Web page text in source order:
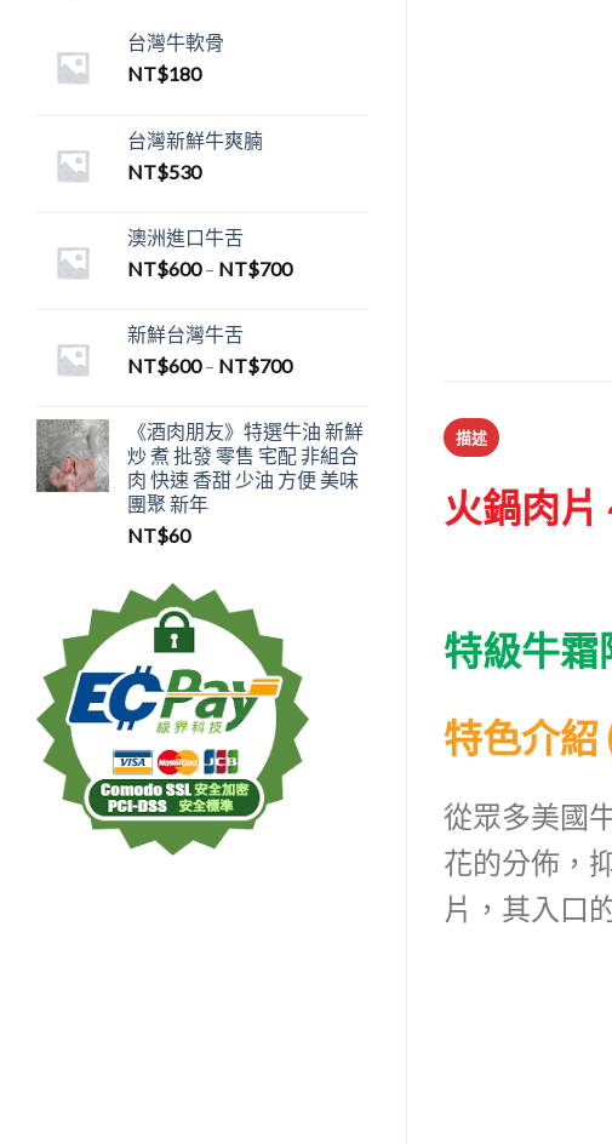
描述
火鍋肉片
特級牛霜
特色介紹
從眾多美國
花的分佈，
片，其入口
台灣牛軟骨
NT$180
台灣新鮮牛爽腩
NT$530
澳洲進口牛舌
NT$600– NT$700
新鮮台灣牛舌
NT$600– NT$700
《酒肉朋友》特選牛油 新鮮
炒 煮 批發 零售 宅配 非組合
肉 快速 香甜 少油 方便 美味
團聚 新年
NT$60